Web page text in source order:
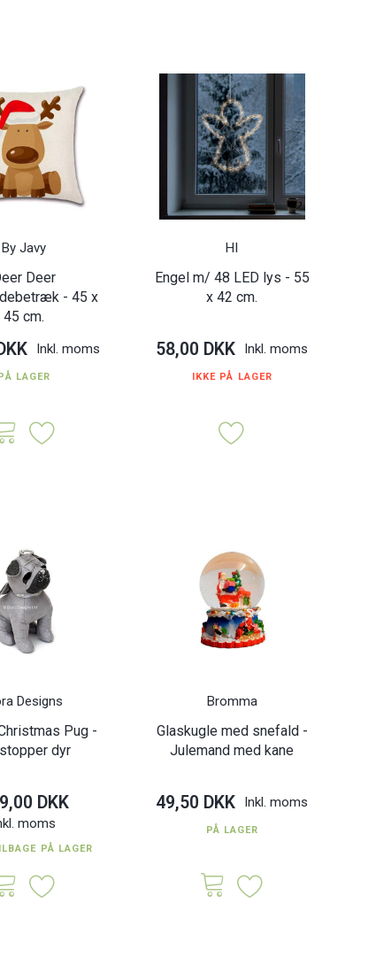
m/ stjerner - 4
stk.
Jule fyrfadsstage - Guld | 11 x
30 x 8 cm.
By Javy
Deer
- 45 x
45 cm.
Inkl. moms
LAGER
HI
Engel m/ 48 LED lys - 55
x 42 cm.
58,00 DKK Inkl. moms
IKKE PÅ LAGER
Designs
Pug -
dyr
DKK
moms
PÅ LAGER
Bromma
Glaskugle med snefald -
Julemand med kane
49,50 DKK Inkl. moms
PÅ LAGER